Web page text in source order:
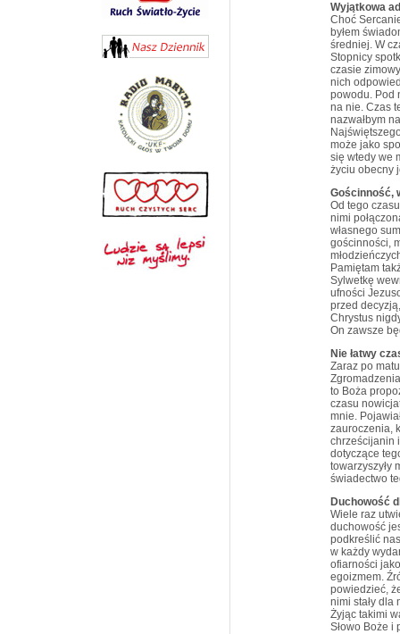
Wyjątkowa
Choć
byłem
średniej. W
Stopnicy
czasie
nich
powodu. Pod
na nie. Czas
nazwałbym
może jako
się wtedy we
życiu obecny
Gościnność,
Od tego
nimi
własnego
gościnności,
Pamiętam
Sylwetkę
ufności
przed
Chrystus
On zawsze
Nie łatwy
Zaraz po
to Boża
czasu
mnie.
zauroczenia,
chrześcijanin
dotyczące
towarzyszyły
świadectwo
Duchowość
Wiele raz
duchowość
podkreślić
w każdy
ofiarności
egoizmem.
powiedzieć,
nimi stały dla
Żyjąc takimi
Słowo Boże i